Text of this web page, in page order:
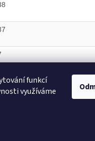
funkcí
využíváme